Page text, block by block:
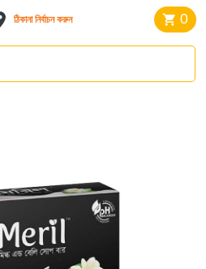
ঠিকানা নির্বাচন করুন 0